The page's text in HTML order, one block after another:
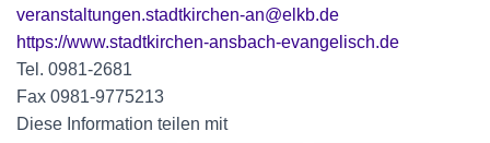
veranstaltungen.stadtkirchen-an@elkb.de
https://www.stadtkirchen-ansbach-evangelisch.de
Tel. 0981-2681
Fax 0981-9775213
Diese Information teilen mit